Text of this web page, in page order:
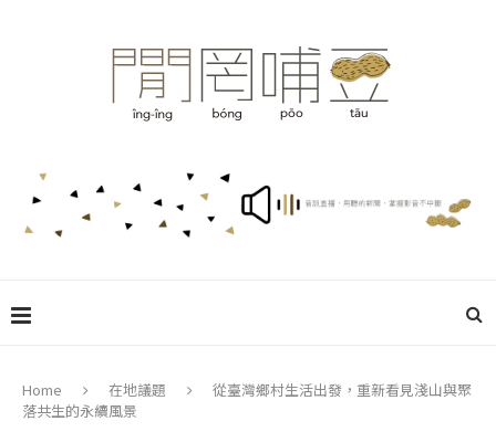
Home 在地議題
從臺灣鄉村生活出發，重新看見淺山與聚
落共生的永續風景